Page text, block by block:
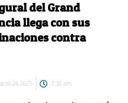
del Grand
llega con sus
contra
24, 2025 7:18 am